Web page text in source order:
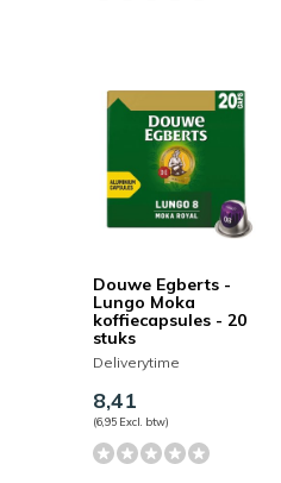
Douwe Egberts -
Lungo Moka
koffiecapsules - 20
stuks
Deliverytime
8,41
(6,95 Excl. btw)